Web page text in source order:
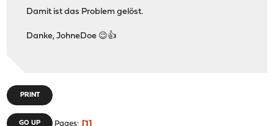
Damit ist das Problem gelöst.
Danke, JohneDoe 😉👍
PRINT
GO UP Pages